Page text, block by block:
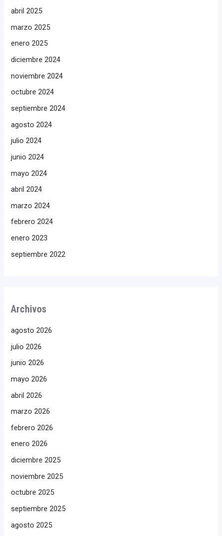
abril 2025
marzo 2025
enero 2025
diciembre 2024
noviembre 2024
octubre 2024
septiembre 2024
agosto 2024
julio 2024
junio 2024
mayo 2024
abril 2024
marzo 2024
febrero 2024
enero 2023
septiembre 2022
Archivos
agosto 2026
julio 2026
junio 2026
mayo 2026
abril 2026
marzo 2026
febrero 2026
enero 2026
diciembre 2025
noviembre 2025
octubre 2025
septiembre 2025
agosto 2025